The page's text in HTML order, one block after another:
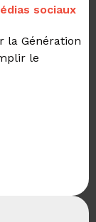
sociaux
la Génération
le